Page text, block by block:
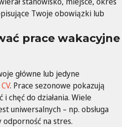
Twoje obowiązki lub
prace wakacyjne
główne lub jedyne
. Prace sezonowe pokazują
chęć do działania. Wiele
uniwersalnych – np. obsługa
odporność na stres.